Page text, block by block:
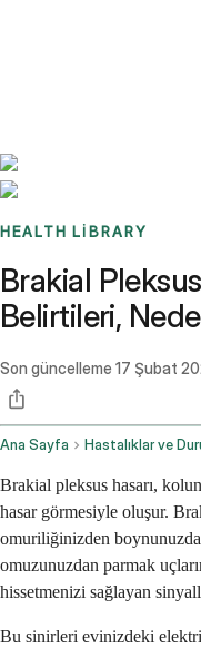
HEALTH LIBRARY
Brakial
Belirtileri,
Son güncelleme 17 Şubat
Ana Sayfa Hastalıklar ve
Brakial pleksus hasarı,
hasar görmesiyle oluşur.
omuriliğinizden
omuzunuzdan parmak
hissetmenizi sağlayan
Bu sinirleri evinizdeki